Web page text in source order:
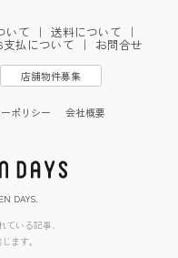
いて ｜ 送料について ｜
支払について ｜ お問合せ
店舗物件募集
ポリシー 会社概要
DAYS.
いる記事、
ます。